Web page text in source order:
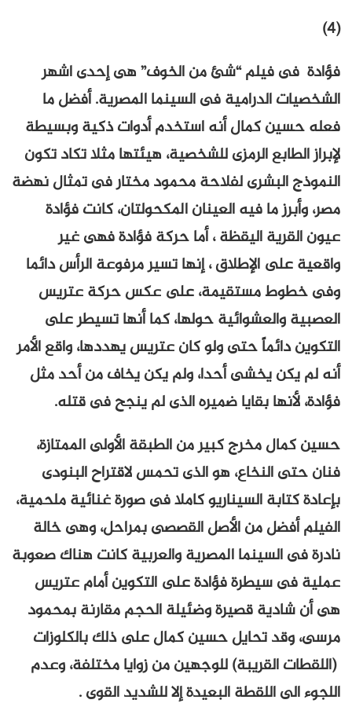
(4)
فؤادة فى فيلم “شئ من الخوف” هى إحدى اشهر
الشخصيات الدرامية فى السينما المصرية. أفضل ما
فعله حسين كمال أنه استخدم أدوات ذكية وبسيطة
لإبراز الطابع الرمزى للشخصية، هيئتها مثلا تكاد تكون
النموذج البشرى لفلاحة محمود مختار فى تمثال نهضة
مصر، وأبرز ما فيه العينان المكحولتان، كانت فؤادة
عيون القرية اليقظة ، أما حركة فؤادة فهى غير
واقعية على الإطلاق ، إنها تسير مرفوعة الرأس دائما
وفى خطوط مستقيمة، على عكس حركة عتريس
العصبية والعشوائية حولها، كما أنها تسيطر على
التكوين دائماً حتى ولو كان عتريس يهددها، واقع الأمر
أنه لم يكن يخشى أحدا، ولم يكن يخاف من أحد مثل
فؤادة، لأنها بقايا ضميره الذى لم ينجح فى قتله.
حسين كمال مخرج كبير من الطبقة الأولى الممتازة،
فنان حتى النخاع، هو الذى تحمس لاقتراح البنودى
بإعادة كتابة السيناريو كاملا فى صورة غنائية ملحمية،
الفيلم أفضل من الأصل القصصى بمراحل، وهى خالة
نادرة فى السينما المصرية والعربية كانت هناك صعوبة
عملية فى سيطرة فؤادة على التكوين أمام عتريس
هى أن شادية قصيرة وضئيلة الحجم مقارنة بمحمود
مرسى، وقد تحايل حسين كمال على ذلك بالكلوزات
(اللقطات القريبة) للوجهين من زوايا مختلفة، وعدم
اللجوء الى اللقطة البعيدة إلا للشديد القوى .